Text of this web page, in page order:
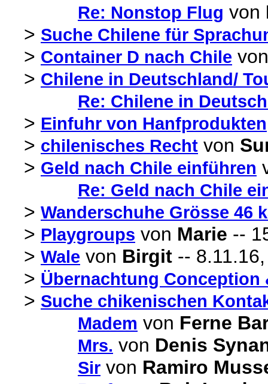
Re: Nonstop Flug von
> Suche Chilene für
> Container D nach Chile
> Chilene in Deutschland/
Re: Chilene in
> Einfuhr von Hanfprodukten
> chilenisches Recht von
> Geld nach Chile einführen
Re: Geld nach Chile
> Wanderschuhe Grösse 46
> Playgroups von Marie --
> Wale von Birgit --
> Übernachtung Conception
> Suche chikenischen
Madem von Ferne
Mrs. von Denis
Sir von Ramiro